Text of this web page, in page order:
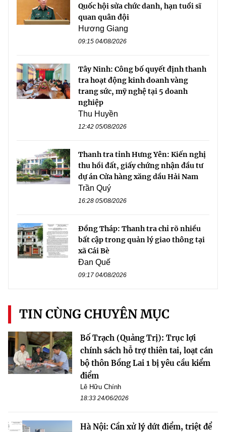
Quốc hội sửa chức danh, hạn tuổi sĩ
quan quân đội
Hương Giang
09:15 04/08/2026
Tây Ninh: Công bố quyết định thanh
tra hoạt động kinh doanh vàng
trang sức, mỹ nghệ tại 5 doanh
nghiệp
Thu Huyền
12:42 05/08/2026
Thanh tra tỉnh Hưng Yên: Kiến nghị
thu hồi đất, giấy chứng nhận đầu tư
dự án Cửa hàng xăng dầu Hải Nam
Trần Quý
16:28 05/08/2026
Đồng Tháp: Thanh tra chỉ rõ nhiều
bất cập trong quản lý giao thông tại
xã Cái Bè
Đan Quế
09:17 04/08/2026
TIN CÙNG CHUYÊN MỤC
Bố Trạch (Quảng Trị): Trục lợi
chính sách hỗ trợ thiên tai, loạt cán
bộ thôn Bồng Lai 1 bị yêu cầu kiểm
điểm
Lê Hữu Chính
18:33 24/06/2026
Hà Nội: Cần xử lý dứt điểm, triệt để